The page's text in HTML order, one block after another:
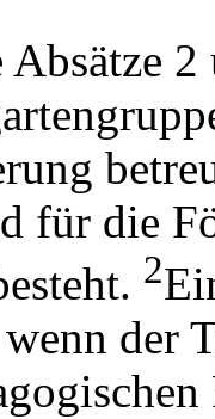
Absätze
für die
2
wenn der